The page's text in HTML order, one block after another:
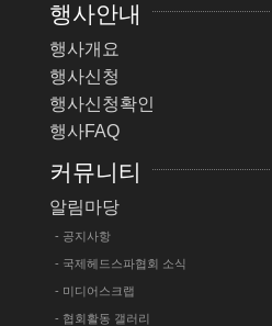
행사안내
행사개요
행사신청
행사신청확인
행사FAQ
커뮤니티
알림마당
- 공지사항
- 국제헤드스파협회 소식
- 미디어스크랩
- 협회활동 갤러리